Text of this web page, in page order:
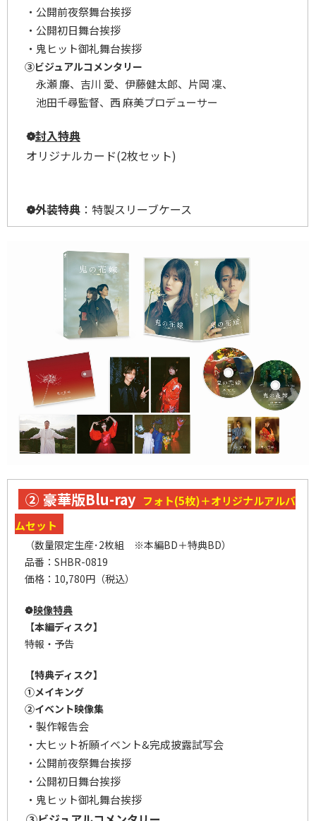
・公開前夜祭舞台挨拶
・公開初日舞台挨拶
・鬼ヒット御礼舞台挨拶
③ビジュアルコメンタリー
永瀬 廉、吉川 愛、伊藤健太郎、片岡 凜、
池田千尋監督、西 麻美プロデューサー
❁封入特典
オリジナルカード(2枚セット)
❁外装特典 ：特製スリーブケース
② 豪華版Blu-ray フォト(5枚)＋オリジナルアルバ
ムセット
（数量限定生産･2枚組 ※本編BD＋特典BD）
品番：SHBR-0819
価格：10,780円（税込）
❁映像特典
【本編ディスク】
特報・予告
【特典ディスク】
①メイキング
②イベント映像集
・製作報告会
・大ヒット祈願イベント&完成披露試写会
・公開前夜祭舞台挨拶
・公開初日舞台挨拶
・鬼ヒット御礼舞台挨拶